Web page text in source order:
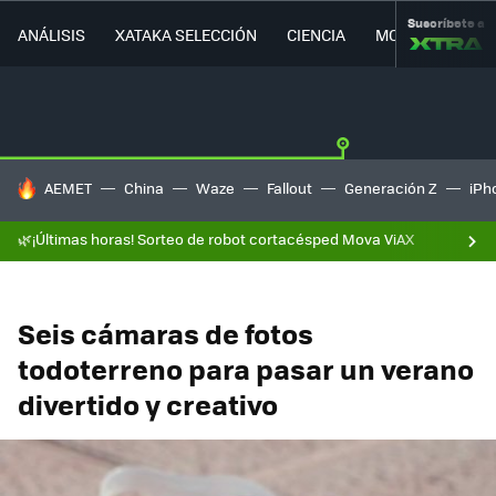
ANÁLISIS XATAKA SELECCIÓN CIENCIA MOVILIDAD
Suscríbete a
HOY SE HABLA DE
AEMET China Waze Fallout Generación Z
🌿¡Últimas horas! Sorteo de robot cortacésped Mova ViAX
Seis cámaras de fotos
todoterreno para pasar un verano
divertido y creativo